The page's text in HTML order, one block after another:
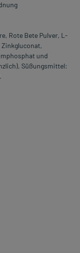
Rote Bete Pulver, L-
und
Süßungsmittel: